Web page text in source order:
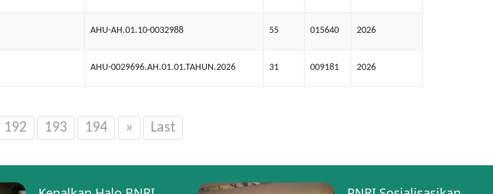
AHU-AH.01.10-0032988 55 015640 2026
AHU-0029696.AH.01.01.TAHUN.2026 31 009181 2026
192 193 194 » Last